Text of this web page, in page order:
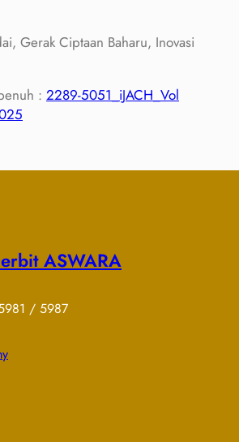
Gerak Ciptaan Baharu, Inovasi
: 2289-5051_iJACH_Vol
ASWARA
/ 5987